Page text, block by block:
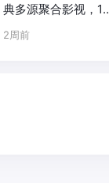
典多源聚合影视，16
线程搜索+Exo硬解
2周前